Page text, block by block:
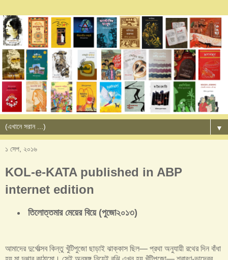
▼
১ সেপ, ২০১৬
KOL-e-KATA published in ABP
internet edition
তিলোত্তমার মেয়ের বিয়ে (পুজো২০১৩)
আমাদের দুর্গোত্সব কিন্তু খুঁটিপুজো ছাড়াই ঝাক্কাস ছিল— প্রথা অনুযায়ী রথের দিন বাঁধা